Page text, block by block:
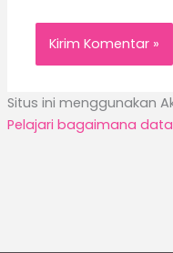
Situs ini menggunakan
Pelajari bagaimana